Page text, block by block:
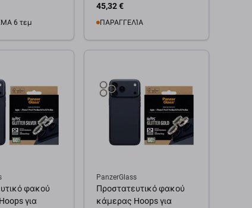
6 τεμ
45,32 €
ΠΑΡΑΓΓΕΛΊΑ
φακού
για
PanzerGlass
Προστατευτικό φακού
κάμερας Hoops για